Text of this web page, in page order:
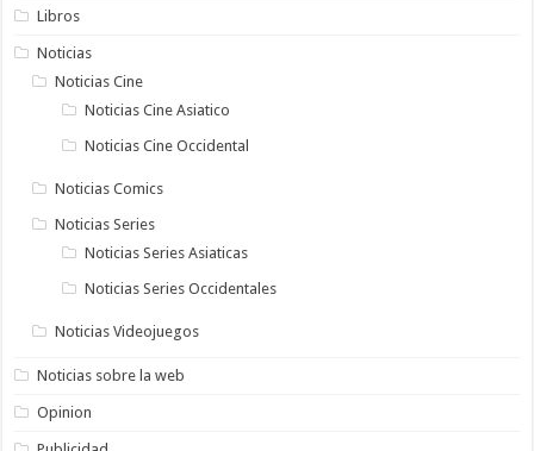
Libros
Noticias
Noticias Cine
Noticias Cine Asiatico
Noticias Cine Occidental
Noticias Comics
Noticias Series
Noticias Series Asiaticas
Noticias Series Occidentales
Noticias Videojuegos
Noticias sobre la web
Opinion